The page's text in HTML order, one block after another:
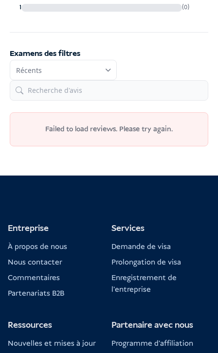
1 (0)
Examens des filtres
Failed to load reviews. Please try again.
Entreprise
À propos de nous
Nous contacter
Commentaires
Partenariats B2B
Services
Demande de visa
Prolongation de visa
Enregistrement de
l'entreprise
Ressources
Nouvelles et mises à jour
Partenaire avec nous
Programme d'affiliation